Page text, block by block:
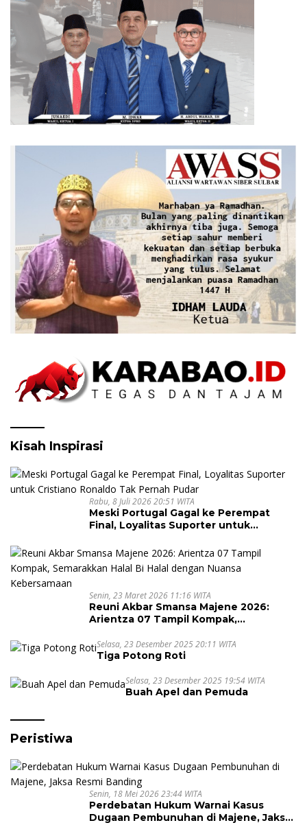
Kisah Inspirasi
Rabu, 8 Juli 2026 20:51 WITA
Meski Portugal Gagal ke Perempat
Final, Loyalitas Suporter untuk
Senin, 23 Maret 2026 11:16 WITA
Reuni Akbar Smansa Majene 2026:
Arientza 07 Tampil Kompak,
Nuansa Kebersamaan
Selasa, 23 Desember 2025 20:11 WITA
Tiga Potong Roti
Selasa, 23 Desember 2025 19:54 WITA
Buah Apel dan Pemuda
Peristiwa
Senin, 18 Mei 2026 23:44 WITA
Perdebatan Hukum Warnai Kasus
Dugaan Pembunuhan di Majene, Jaksa